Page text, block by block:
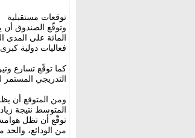
توقعات مستقبلية
فعاليات دولية كبرى.
التدريجي
ومن المتوقع أن
المتوسط نتيجة
توقّع أن تظل
من الودائع، والحد